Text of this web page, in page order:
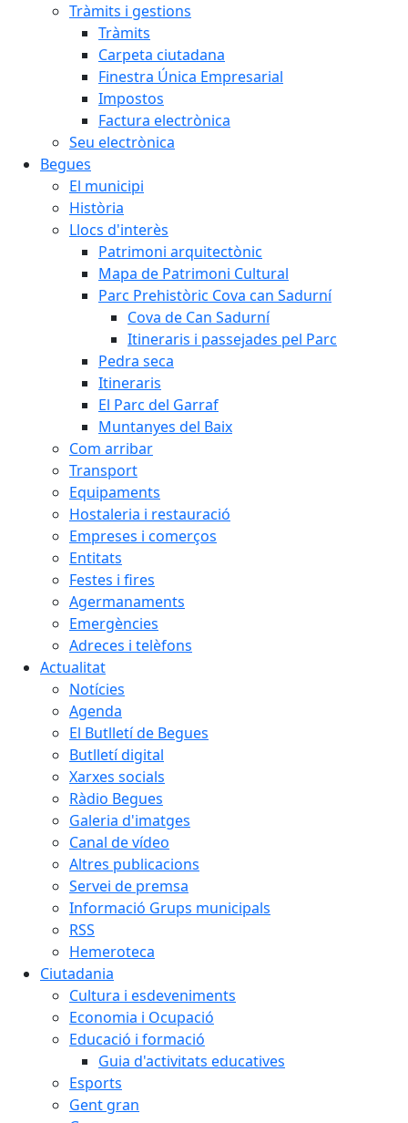
Tràmits i gestions
Tràmits
Carpeta ciutadana
Finestra Única Empresarial
Impostos
Factura electrònica
Seu electrònica
Begues
El municipi
Història
Llocs d'interès
Patrimoni arquitectònic
Mapa de Patrimoni Cultural
Parc Prehistòric Cova can Sadurní
Cova de Can Sadurní
Itineraris i passejades pel Parc
Pedra seca
Itineraris
El Parc del Garraf
Muntanyes del Baix
Com arribar
Transport
Equipaments
Hostaleria i restauració
Empreses i comerços
Entitats
Festes i fires
Agermanaments
Emergències
Adreces i telèfons
Actualitat
Notícies
Agenda
El Butlletí de Begues
Butlletí digital
Xarxes socials
Ràdio Begues
Galeria d'imatges
Canal de vídeo
Altres publicacions
Servei de premsa
Informació Grups municipals
RSS
Hemeroteca
Ciutadania
Cultura i esdeveniments
Economia i Ocupació
Educació i formació
Guia d'activitats educatives
Esports
Gent gran